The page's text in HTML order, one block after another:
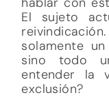
El sujeto
solamente
sino todo
entender la
exclusión?